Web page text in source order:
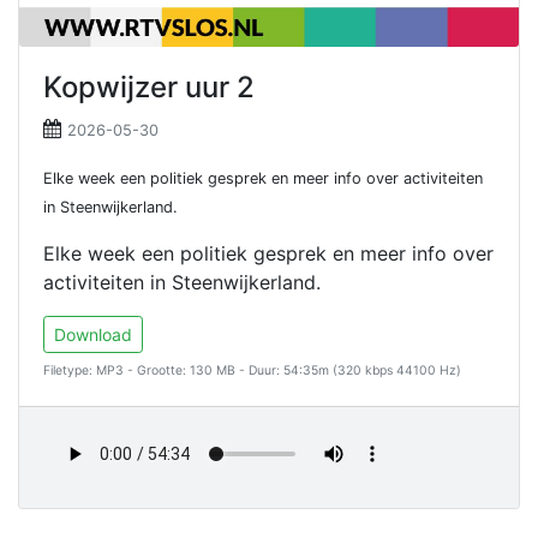
Kopwijzer uur 2
2026-05-30
Elke week een politiek gesprek en meer info over activiteiten
in Steenwijkerland.
Elke week een politiek gesprek en meer info over
activiteiten in Steenwijkerland.
Download
Filetype: MP3 - Grootte: 130 MB - Duur: 54:35m (320 kbps 44100 Hz)